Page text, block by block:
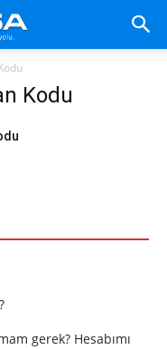
Kodu
gerek? Hesabımı